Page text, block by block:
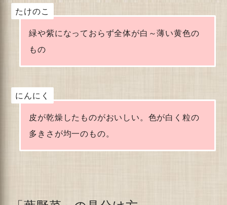
たけのこ
緑や紫になっておらず全体が白～薄い黄色の
もの
にんにく
皮が乾燥したものがおいしい。色が白く粒の
多きさが均一のもの。